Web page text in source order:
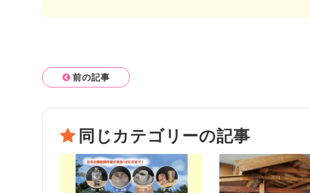
前の記事
同じカテゴリーの記事